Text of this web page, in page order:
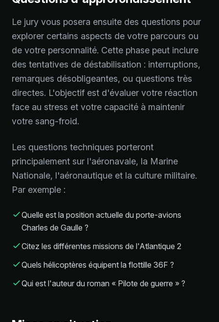
Le jury vous posera ensuite des questions pour
explorer certains aspects de votre parcours ou
de votre personnalité. Cette phase peut inclure
des tentatives de déstabilisation : interruptions,
remarques désobligeantes, ou questions très
directes. L'objectif est d'évaluer votre réaction
face au stress et votre capacité à maintenir
votre sang-froid.
Les questions techniques porteront
principalement sur l'aéronavale, la Marine
Nationale, l'aéronautique et la culture militaire.
Par exemple :
Quelle est la position actuelle du porte-avions
Charles de Gaulle ?
Citez les différentes missions de l'Atlantique 2
Quels hélicoptères équipent la flottille 36F ?
Qui est l'auteur du roman « Pilote de guerre » ?